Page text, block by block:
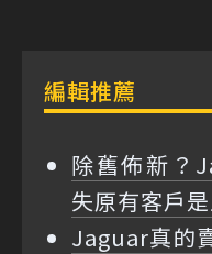
編輯推薦
除舊佈新？
失原有客戶
Jaguar真的